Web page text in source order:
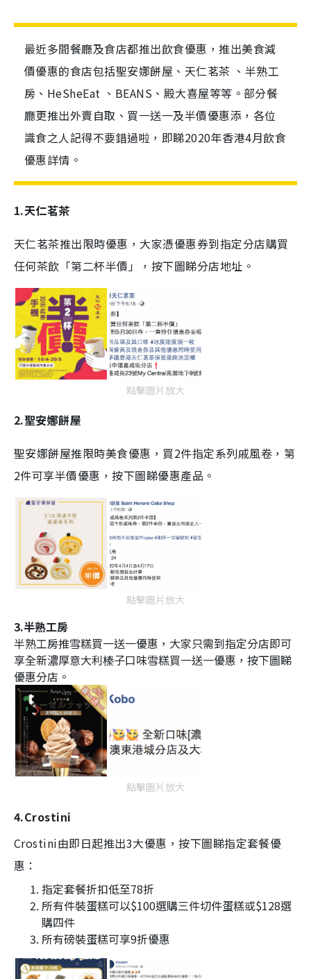
最近多間餐廳及食店都推出飲食優惠，推出美食減
價優惠的食店包括聖安娜餅屋、天仁茗茶 、半熟工
房、HeSheEat 、BEANS、殿大喜屋等等。部分餐
廳更推出外賣自取、買一送一及半價優惠添，各位
識食之人記得不要錯過啦，即睇2020年香港4月飲食
優惠詳情。
1.天仁茗茶
天仁茗茶推出限時優惠，大家憑優惠券到指定分店購買
任何茶飲「第二杯半價」，按下圖睇分店地址。
點擊圖片放大
2.聖安娜餅屋
聖安娜餅屋推限時美食優惠，買2件指定系列戚風卷，第
2件可享半價優惠，按下圖睇優惠產品。
點擊圖片放大
3.半熟工房
半熟工房推雪糕買一送一優惠，大家只需到指定分店即可
享全新濃厚意大利榛子口味雪糕買一送一優惠，按下圖睇
優惠分店。
點擊圖片放大
4.Crostini
Crostini由即日起推出3大優惠，按下圖睇指定套餐優
惠：
指定套餐折扣低至78折
所有件裝蛋糕可以$100選購三件切件蛋糕或$128選
購四件
所有磅裝蛋糕可享9折優惠